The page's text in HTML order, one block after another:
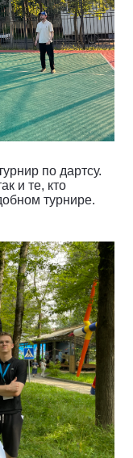
по дартсу.
и те, кто
турнире.